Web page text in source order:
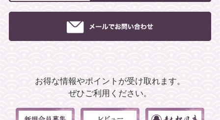
お得な情報やポイントが受け取れます。
ぜひご利用ください。